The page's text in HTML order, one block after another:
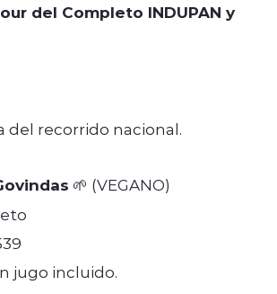
del Completo INDUPAN y
del recorrido nacional.
🌱 (VEGANO)
jugo incluido.